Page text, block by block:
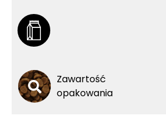
Zawartość
opakowania